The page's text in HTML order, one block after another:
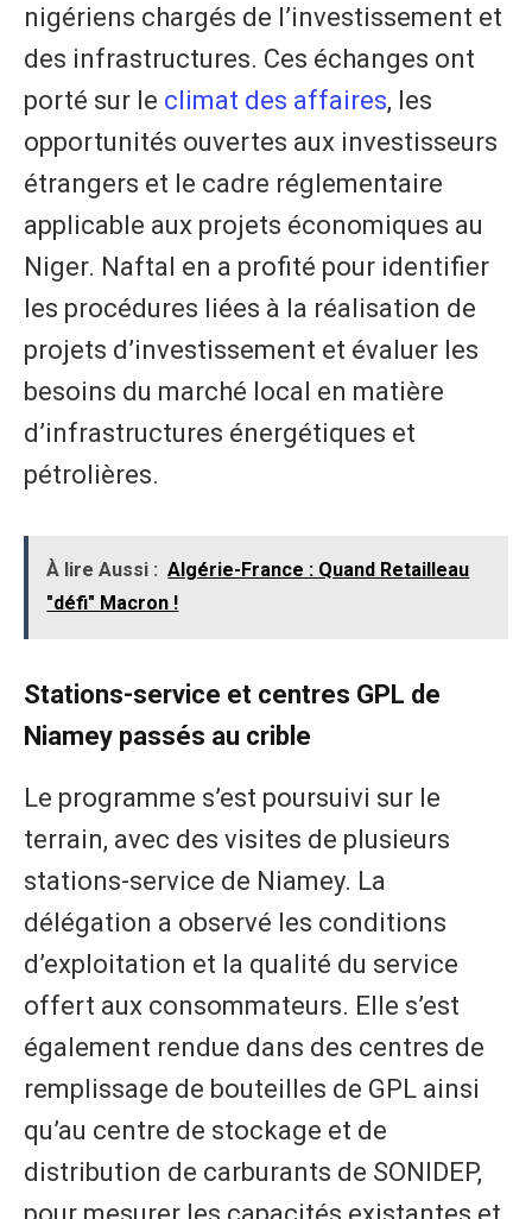
nigériens chargés de l’investissement et
des infrastructures. Ces échanges ont
porté sur le climat des affaires, les
opportunités ouvertes aux investisseurs
étrangers et le cadre réglementaire
applicable aux projets économiques au
Niger. Naftal en a profité pour identifier
les procédures liées à la réalisation de
projets d’investissement et évaluer les
besoins du marché local en matière
d’infrastructures énergétiques et
pétrolières.
À lire Aussi : Algérie-France : Quand Retailleau
"défi" Macron !
Stations-service et centres GPL de
Niamey passés au crible
Le programme s’est poursuivi sur le
terrain, avec des visites de plusieurs
stations-service de Niamey. La
délégation a observé les conditions
d’exploitation et la qualité du service
offert aux consommateurs. Elle s’est
également rendue dans des centres de
remplissage de bouteilles de GPL ainsi
qu’au centre de stockage et de
distribution de carburants de SONIDEP,